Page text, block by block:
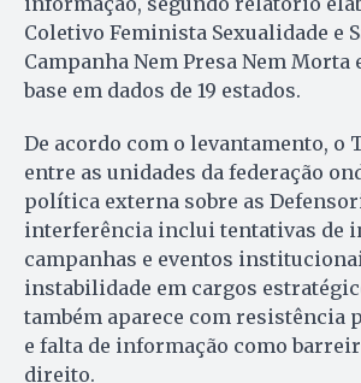
Coletivo Feminista Sexualidade e
Campanha Nem Presa Nem Morta
base em dados de 19 estados.
De acordo com o levantamento, o
entre as unidades da federação
política externa sobre as
interferência inclui tentativas de
campanhas e eventos
instabilidade em cargos
também aparece com resistência
e falta de informação como
direito.